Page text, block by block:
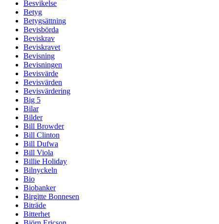
Besvikelse
Betyg
Betygsättning
Bevisbörda
Beviskrav
Beviskravet
Bevisning
Bevisningen
Bevisvärde
Bevisvärden
Bevisvärdering
Big 5
Bilar
Bilder
Bill Browder
Bill Clinton
Bill Dufwa
Bill Viola
Billie Holiday
Bilnyckeln
Bio
Biobanker
Birgitte Bonnesen
Biträde
Bitterhet